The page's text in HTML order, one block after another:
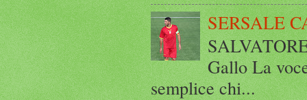
SERSALE
Gallo La
semplice chi...